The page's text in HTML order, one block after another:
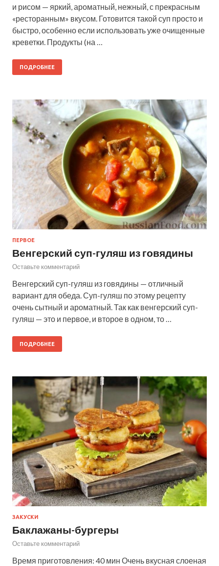
и рисом — яркий, ароматный, нежный, с прекрасным
«ресторанным» вкусом. Готовится такой суп просто и
быстро, особенно если использовать уже очищенные
креветки. Продукты (на …
ПОДРОБНЕЕ
ПЕРВОЕ
Венгерский суп-гуляш из говядины
Оставьте комментарий
Венгерский суп-гуляш из говядины — отличный
вариант для обеда. Суп-гуляш по этому рецепту
очень сытный и ароматный. Так как венгерский суп-
гуляш — это и первое, и второе в одном, то …
ПОДРОБНЕЕ
ЗАКУСКИ
Баклажаны-бургеры
Оставьте комментарий
Время приготовления: 40 мин Очень вкусная слоеная